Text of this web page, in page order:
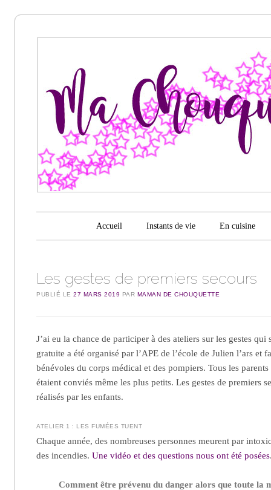
Ma
chouquette
d'amour
Menu principal
Aller au contenu
Accueil Instants de vie En cuisine
Les gestes de premiers secours
PUBLIÉ LE27 MARS 2019 PAR MAMAN DE CHOUQUETTE
J’ai eu la chance de participer à des ateliers sur les gestes qui
gratuite a été organisé par l’APE de l’école de Julien l’ars et
bénévoles du corps médical et des pompiers. Tous les
étaient conviés même les plus petits. Les gestes de premiers
réalisés par les enfants.
ATELIER 1 : LES FUMÉES TUENT
Chaque année, des nombreuses personnes meurent par
des incendies.Une vidéo et des questions nous ont été posées
Comment être prévenu du danger alors que toute la